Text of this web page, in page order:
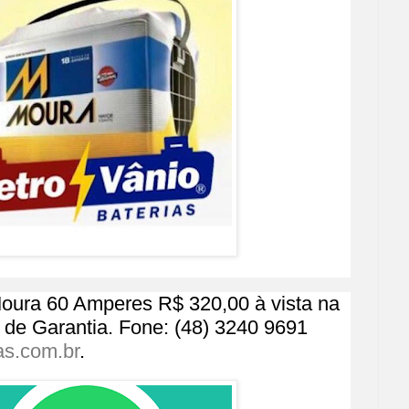
60 Amperes R$ 320,00 à vista na
Garantia. Fone: (48) 3240 9691
.